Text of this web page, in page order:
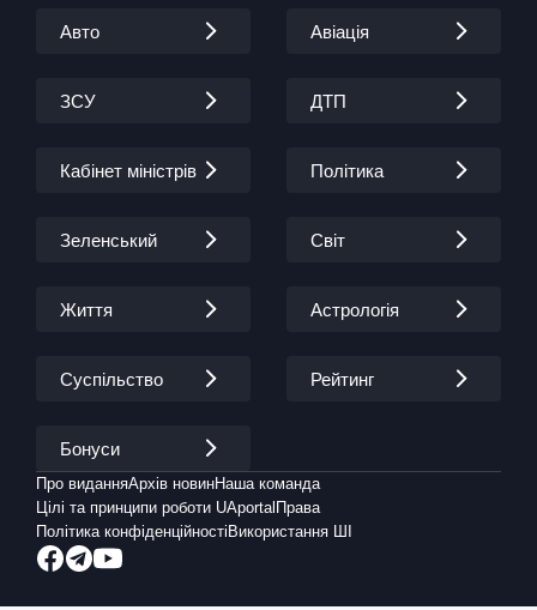
Авто Авіація
ЗСУ ДТП
Кабінет міністрів Політика
Зеленський Світ
Життя Астрологія
Суспільство Рейтинг
Бонуси
Про виданняАрхів новинНаша команда
Цілі та принципи роботи UAportal Права
Політика конфіденційності Використання ШІ